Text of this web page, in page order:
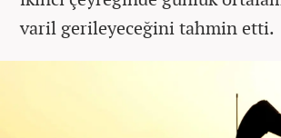
varil gerileyeceğini tahmin etti.